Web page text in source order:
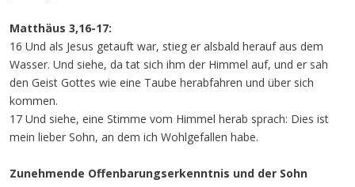
Matthäus 3,16-17:
16 Und als Jesus getauft war, stieg er alsbald herauf aus dem
Wasser. Und siehe, da tat sich ihm der Himmel auf, und er sah
den Geist Gottes wie eine Taube herabfahren und über sich
kommen.
17 Und siehe, eine Stimme vom Himmel herab sprach: Dies ist
mein lieber Sohn, an dem ich Wohlgefallen habe.
Zunehmende Offenbarungserkenntnis und der Sohn